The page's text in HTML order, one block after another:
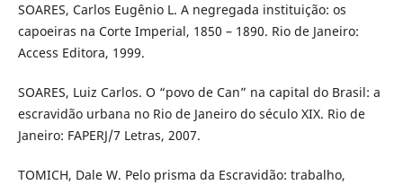
SOARES, Carlos Eugênio L. A negregada instituição: os
capoeiras na Corte Imperial, 1850 – 1890. Rio de Janeiro:
Access Editora, 1999.
SOARES, Luiz Carlos. O “povo de Can” na capital do Brasil: a
escravidão urbana no Rio de Janeiro do século XIX. Rio de
Janeiro: FAPERJ/7 Letras, 2007.
TOMICH, Dale W. Pelo prisma da Escravidão: trabalho,